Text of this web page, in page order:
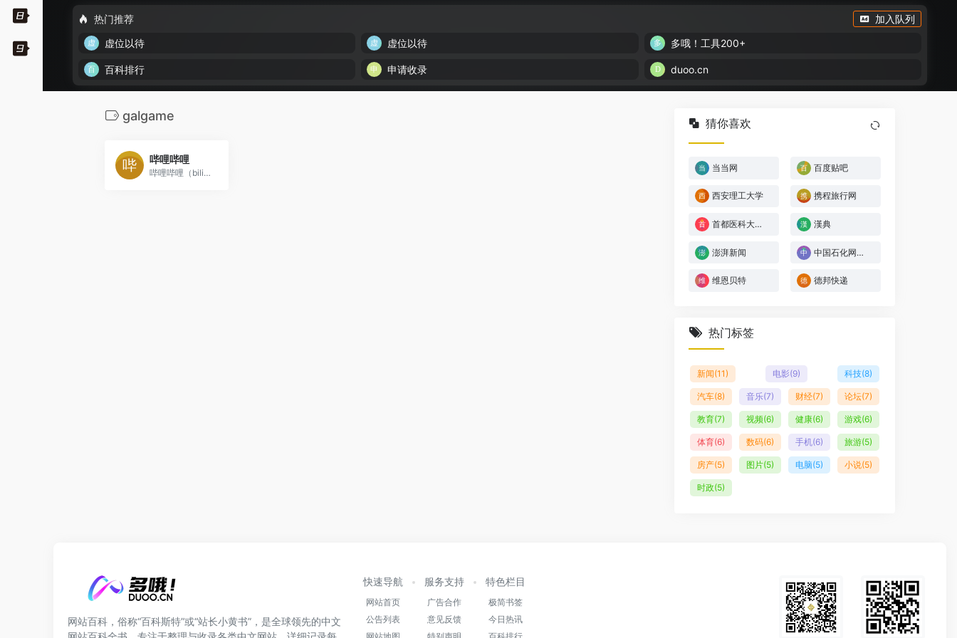
热门推荐
加入队列
虚位以待
虚位以待 多哦！工具200+
百科排行 申请收录 duoo.cn
galgame
哔哩哔哩
哔哩哔哩（bilibili.com)是国内知名的视频弹幕网站，这里有及时的动漫新番，活跃的ACG氛围，有创意的Up主。大家可以在这里找到许多欢乐。
猜你喜欢
当当网 百度贴吧
西安理工大学 携程旅行网
首都医科大学宣武医院 漢典
澎湃新闻 中国石化网上营业厅
维恩贝特 德邦快递
热门标签
新闻(11) 电影(9) 科技(8)
汽车(8) 音乐(7) 财经(7) 论坛(7)
教育(7) 视频(6) 健康(6) 游戏(6)
体育(6) 数码(6) 手机(6) 旅游(5)
房产(5) 图片(5) 电脑(5) 小说(5)
时政(5)
网站百科，俗称“百科斯特”或“站长小黄书”，是全球领先的中文
快速导航
网站首页
公告列表
服务支持
广告合作
意见反馈
特色栏目
极简书签
今日热讯